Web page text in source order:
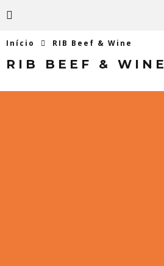
Início RIB Beef & Wine
RIB BEEF & WINE